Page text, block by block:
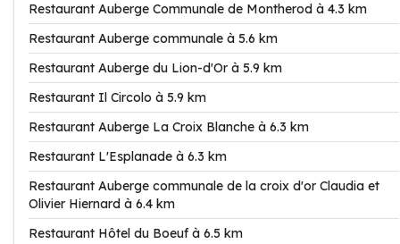
Restaurant Auberge Communale de Montherod à 4.3 km
Restaurant Auberge communale à 5.6 km
Restaurant Auberge du Lion-d'Or à 5.9 km
Restaurant Il Circolo à 5.9 km
Restaurant Auberge La Croix Blanche à 6.3 km
Restaurant L'Esplanade à 6.3 km
Restaurant Auberge communale de la croix d'or Claudia et
Olivier Hiernard à 6.4 km
Restaurant Hôtel du Boeuf à 6.5 km